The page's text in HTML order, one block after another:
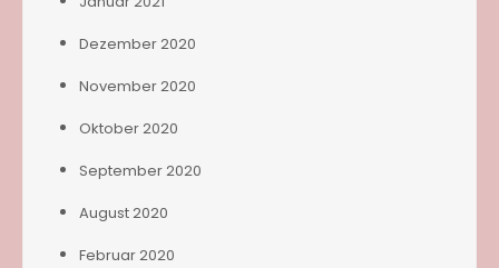
Dezember 2020
November 2020
Oktober 2020
September 2020
August 2020
Februar 2020